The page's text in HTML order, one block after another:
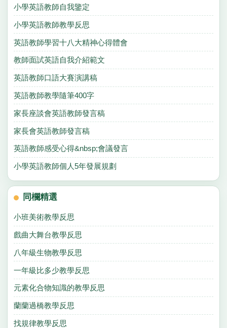
小學英語教師自我鑒定
小學英語教師教學反思
英語教師學習十八大精神心得體會
教師面試英語自我介紹範文
英語教師口語大賽演講稿
英語教師教學隨筆400字
家長座談會英語教師發言稿
家長會英語教師發言稿
英語教師感受心得&nbsp;會議發言
小學英語教師個人5年發展規劃
同欄精選
小班美術教學反思
戲曲大舞台教學反思
八年級生物教學反思
一年級比多少教學反思
元素化合物知識的教學反思
蘭蘭過橋教學反思
找規律教學反思